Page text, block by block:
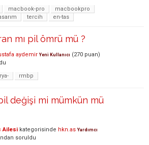
macbook-pro
macbookpro
tercih en-tas
mı pil ömrü mü ?
aydemir Yeni Kullanıcı (270 puan)
rmbp
değişi mi mümkün mü
Ailesi kategorisinde hkn.as Yardımcı
soruldu